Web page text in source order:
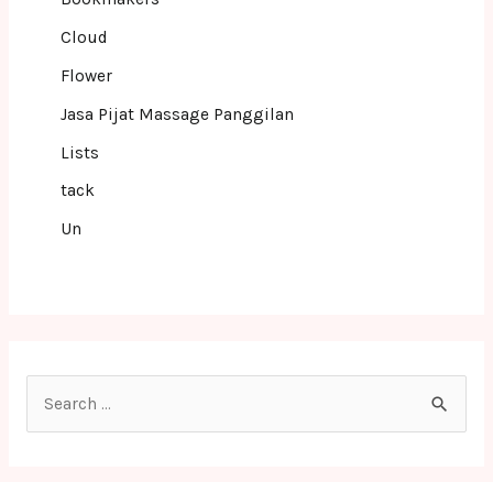
Cloud
Flower
Jasa Pijat Massage Panggilan
Lists
tack
Un